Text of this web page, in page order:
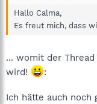
Hallo Calma,
Es freut mich, dass
... womit der
wird!
:
Ich hätte auch noch